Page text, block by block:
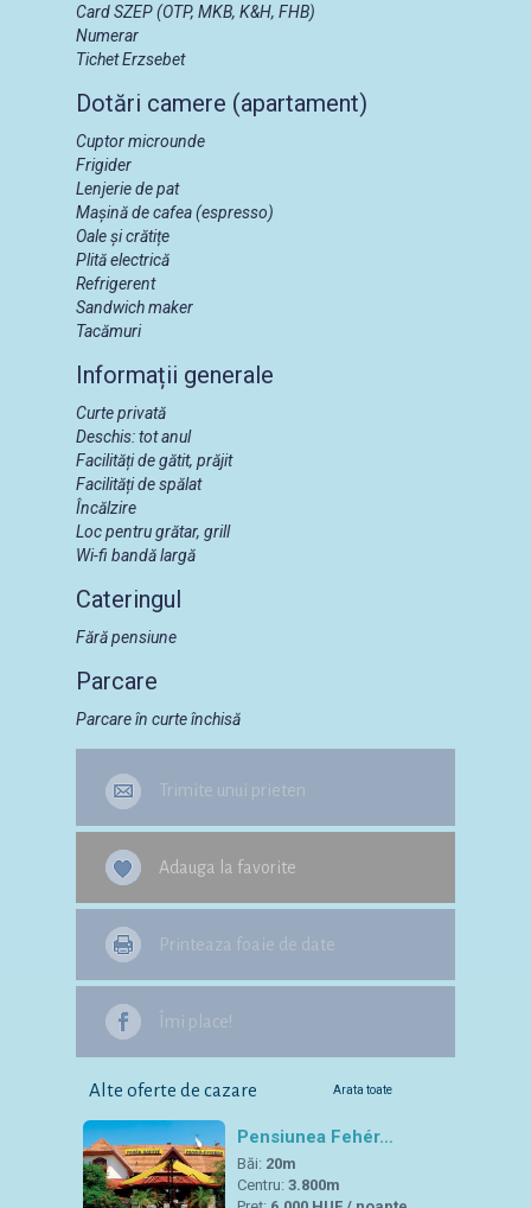
Card SZEP (OTP, MKB, K&H, FHB)
Numerar
Tichet Erzsebet
Dotări camere (apartament)
Cuptor microunde
Frigider
Lenjerie de pat
Mașină de cafea (espresso)
Oale și crătițe
Plită electrică
Refrigerent
Sandwich maker
Tacămuri
Informații generale
Curte privată
Deschis: tot anul
Facilități de gătit, prăjit
Facilități de spălat
Încălzire
Loc pentru grătar, grill
Wi-fi bandă largă
Cateringul
Fără pensiune
Parcare
Parcare în curte închisă
Trimite unui prieten
Adauga la favorite
Printeaza foaie de date
Îmi place!
Alte oferte de cazare Arata toate
Pensiunea Fehér…
Băi: 20m
Centru: 3.800m